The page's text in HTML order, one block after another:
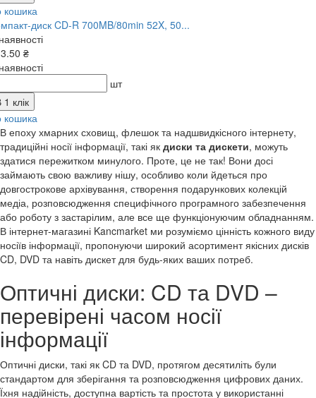
кошика
диск CD-R 700MB/80min 52X, 50...
₴
шт
1 клік
кошика
В епоху хмарних сховищ, флешок та надшвидкісного інтернету,
традиційні носії інформації, такі як диски та дискети, можуть
здатися пережитком минулого. Проте, це не так! Вони досі
займають свою важливу нішу, особливо коли йдеться про
довгострокове архівування, створення подарункових колекцій
медіа, розповсюдження специфічного програмного забезпечення
або роботу з застарілим, але все ще функціонуючим обладнанням.
В інтернет-магазині Kancmarket ми розуміємо цінність кожного виду
носіїв інформації, пропонуючи широкий асортимент якісних дисків
CD, DVD та навіть дискет для будь-яких ваших потреб.
Оптичні диски: CD та DVD –
перевірені часом носії
інформації
Оптичні диски, такі як CD та DVD, протягом десятиліть були
стандартом для зберігання та розповсюдження цифрових даних.
Їхня надійність, доступна вартість та простота у використанні